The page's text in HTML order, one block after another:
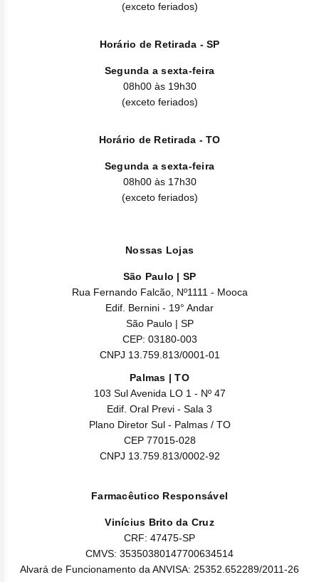
(exceto feriados)
Horário de Retirada - SP
Segunda a sexta-feira
08h00 às 19h30
(exceto feriados)
Horário de Retirada - TO
Segunda a sexta-feira
08h00 às 17h30
(exceto feriados)
Nossas Lojas
São Paulo | SP
Rua Fernando Falcão, Nº1111 - Mooca
Edif. Bernini - 19° Andar
São Paulo | SP
CEP: 03180-003
CNPJ 13.759.813/0001-01
Palmas | TO
103 Sul Avenida LO 1 - Nº 47
Edif. Oral Previ - Sala 3
Plano Diretor Sul - Palmas / TO
CEP 77015-028
CNPJ 13.759.813/0002-92
Farmacêutico Responsável
Vinícius Brito da Cruz
CRF: 47475-SP
CMVS: 35350380147700634514
Alvará de Funcionamento da ANVISA: 25352.652289/2011-26